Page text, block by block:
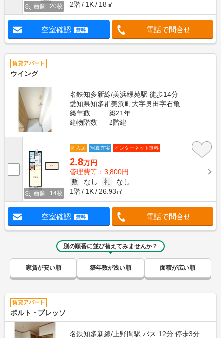
画像 : 20枚
2階
1K 18㎡
空室確認 無料 電話で問合せ
賃貸アパート
ウイング
名鉄知多新線/美浜緑苑駅 徒歩14分
愛知県知多郡美浜町大字奥田字石亀
築年数
築21年
建物階数
2階建
画像 : 14枚
即入居 写真充実 インターネット無料
2.8万円
管理費等：3,800円
敷
なし 礼
なし
1階
1K 26.93㎡
空室確認 無料 電話で問合せ
別の順番に並び替えてみませんか？
家賃が安い順 築年数が浅い順 面積が広い順
賃貸アパート
ポルト・プレッソ
名鉄知多新線/上野間駅 バス:12分:停歩3分